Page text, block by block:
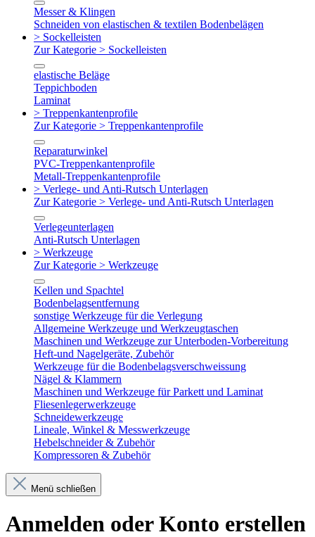
Messer & Klingen
Schneiden von elastischen & textilen Bodenbelägen
> Sockelleisten
Zur Kategorie > Sockelleisten
elastische Beläge
Teppichboden
Laminat
> Treppenkantenprofile
Zur Kategorie > Treppenkantenprofile
Reparaturwinkel
PVC-Treppenkantenprofile
Metall-Treppenkantenprofile
> Verlege- und Anti-Rutsch Unterlagen
Zur Kategorie > Verlege- und Anti-Rutsch Unterlagen
Verlegeunterlagen
Anti-Rutsch Unterlagen
> Werkzeuge
Zur Kategorie > Werkzeuge
Kellen und Spachtel
Bodenbelagsentfernung
sonstige Werkzeuge für die Verlegung
Allgemeine Werkzeuge und Werkzeugtaschen
Maschinen und Werkzeuge zur Unterboden-Vorbereitung
Heft-und Nagelgeräte, Zubehör
Werkzeuge für die Bodenbelagsverschweissung
Nägel & Klammern
Maschinen und Werkzeuge für Parkett und Laminat
Fliesenlegerwerkzeuge
Schneidewerkzeuge
Lineale, Winkel & Messwerkzeuge
Hebelschneider & Zubehör
Kompressoren & Zubehör
Menü schließen
Anmelden oder Konto erstellen